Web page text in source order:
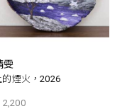
雯
的煙火，2026
2,200